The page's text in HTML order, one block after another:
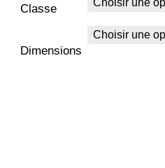
Classe
Dimensions